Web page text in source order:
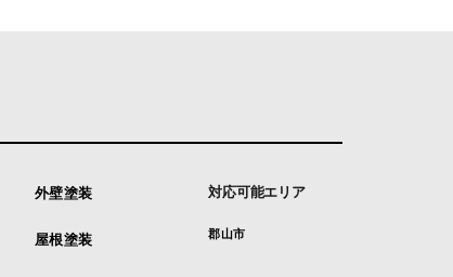
外壁塗装
屋根塗装
対応可能エリア
郡山市